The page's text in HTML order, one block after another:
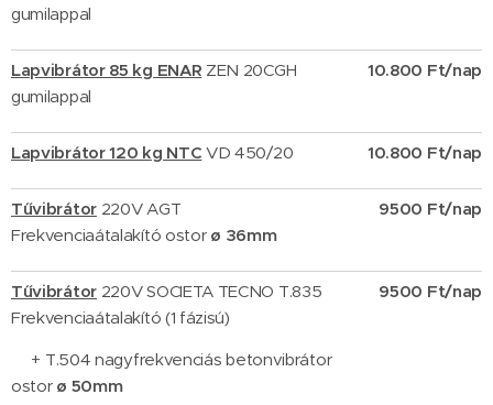
gumilappal
Lapvibrátor 85 kg ENAR ZEN 20CGH
gumilappal
10.800 Ft/nap
Lapvibrátor 120 kg NTC VD 450/20 10.800 Ft/nap
Tűvibrátor220V AGT
Frekvenciaátalakító ostor ø 36mm
9500 Ft/nap
Tűvibrátor220V SOCIETA TECNO T.835
Frekvenciaátalakító (1 fázisú)
+ T.504 nagyfrekvenciás betonvibrátor
ostor ø 50mm
9500 Ft/nap